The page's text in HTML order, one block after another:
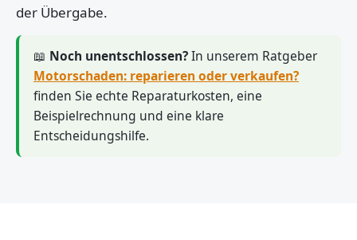
der Übergabe.
📖 Noch unentschlossen?In unserem Ratgeber
Motorschaden: reparieren oder verkaufen?
finden Sie echte Reparaturkosten, eine
Beispielrechnung und eine klare
Entscheidungshilfe.